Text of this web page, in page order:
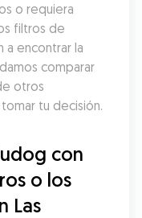
o requiera
filtros de
a encontrar la
comparar
otros
tu decisión.
con
o los
Las